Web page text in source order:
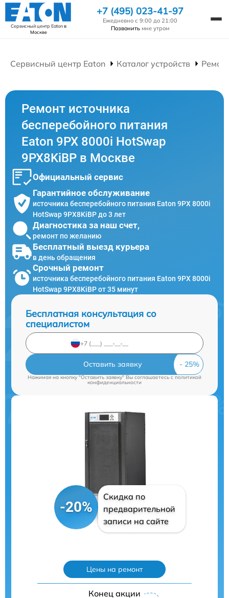
Сервисный центр Eatonв
Москве
+7 (495) 023-41-97
Ежедневно с 9:00 до 21:00
Позвонить мне утром
Сервисный центр Eaton Каталог устройств
Ремонт источника
бесперебойного питания
Eaton 9PX 8000i HotSwap
9PX8KiBP в Москве
Официальный сервис
Гарантийное обслуживание
источника бесперебойного питания Eaton 9PX 8000i
HotSwap 9PX8KiBP до 3 лет
Диагностика за наш счет,
ремонт по желанию
Бесплатный выезд курьера
в день обращения
Срочный ремонт
источника бесперебойного питания Eaton 9PX 8000i
HotSwap 9PX8KiBP от 35 минут
Бесплатная консультация со
специалистом
Оставить заявку
Нажимая на кнопку "Оставить заявку" Вы соглашаетесь cполитикой
конфиденциальности
-20%
Скидка по
предварительной
записи на сайте
Цены на ремонт
Конец акции